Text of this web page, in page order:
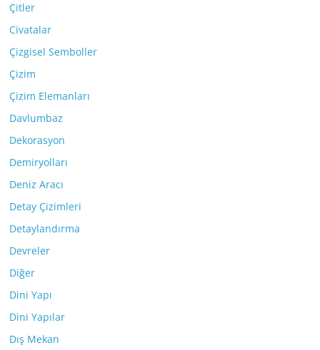
Çitler
Civatalar
Çizgisel Semboller
Çizim
Çizim Elemanları
Davlumbaz
Dekorasyon
Demiryolları
Deniz Aracı
Detay Çizimleri
Detaylandırma
Devreler
Diğer
Dini Yapı
Dini Yapılar
Dış Mekan